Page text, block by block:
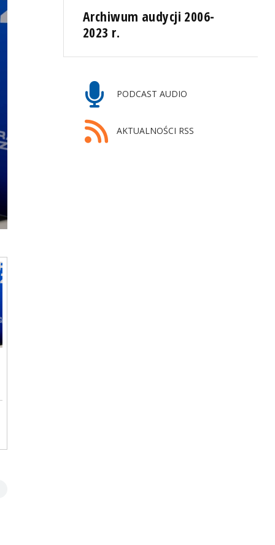
Archiwum audycji 2006-
2023 r.
PODCAST AUDIO
AKTUALNOŚCI RSS